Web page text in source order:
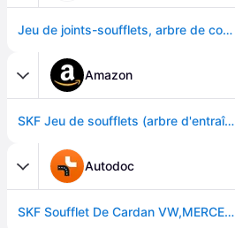
Jeu de joints-soufflets, arbre de commande SKF VKJP 01001
Amazon
SKF Jeu de soufflets (arbre d'entraînement) VKJP01001
Autodoc
SKF Soufflet De Cardan VW,MERCEDES-BENZ,OPEL VKJP 01001 VKJML01001,VKJML01002,VKN400 Kit Soufflet De Cardan,Jeu de joints-soufflets, arbre de commande